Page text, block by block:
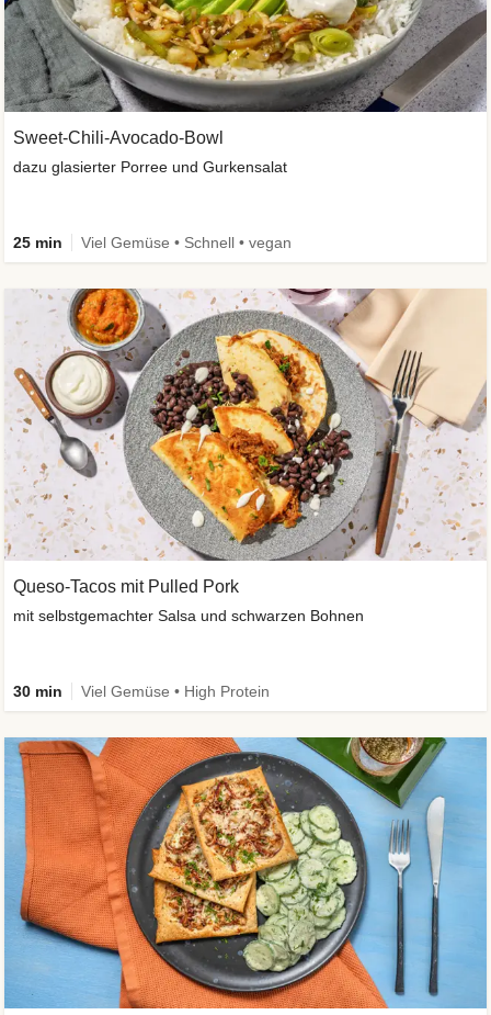
Sweet-Chili-Avocado-Bowl
dazu glasierter Porree und Gurkensalat
25 min Viel Gemüse • Schnell • vegan
Queso-Tacos mit Pulled Pork
mit selbstgemachter Salsa und schwarzen Bohnen
30 min Viel Gemüse • High Protein